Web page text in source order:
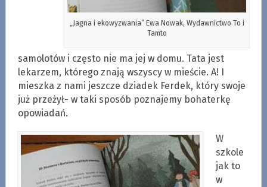
„Jagna i ekowyzwania” Ewa Nowak, Wydawnictwo To i
Tamto
samolotów i często nie ma jej w domu. Tata jest
lekarzem, którego znają wszyscy w mieście. A! I
mieszka z nami jeszcze dziadek Ferdek, który swoje
już przeżył- w taki sposób poznajemy bohaterkę
opowiadań.
W
szkole
jak to
w